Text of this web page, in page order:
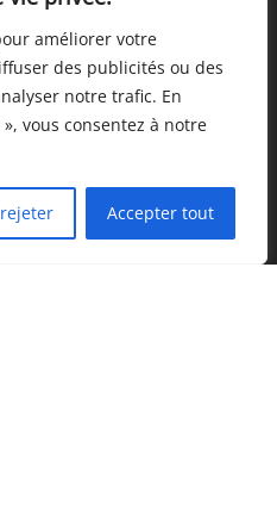
améliorer votre
des publicités ou des
notre trafic. En
vous consentez à notre
Accepter tout
Inc. s’est accru
à 65,000 pieds carrés
d’aujourd’hui et de notre
un leader dans l’industrie de la
d’aluminium et de cuivre de